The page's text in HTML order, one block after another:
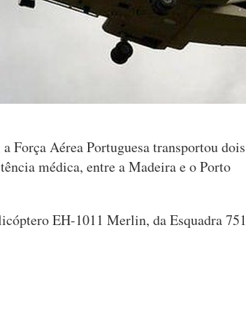
Força Aérea Portuguesa transportou dois
médica, entre a Madeira e o Porto
EH-1011 Merlin, da Esquadra 751